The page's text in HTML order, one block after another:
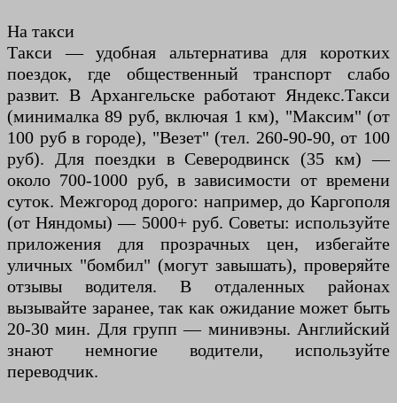
На такси
Такси — удобная альтернатива для коротких
поездок, где общественный транспорт слабо
развит. В Архангельске работают Яндекс.Такси
(минималка 89 руб, включая 1 км), "Максим" (от
100 руб в городе), "Везет" (тел. 260-90-90, от 100
руб). Для поездки в Северодвинск (35 км) —
около 700-1000 руб, в зависимости от времени
суток. Межгород дорого: например, до Каргополя
(от Няндомы) — 5000+ руб. Советы: используйте
приложения для прозрачных цен, избегайте
уличных "бомбил" (могут завышать), проверяйте
отзывы водителя. В отдаленных районах
вызывайте заранее, так как ожидание может быть
20-30 мин. Для групп — минивэны. Английский
знают немногие водители, используйте
переводчик.